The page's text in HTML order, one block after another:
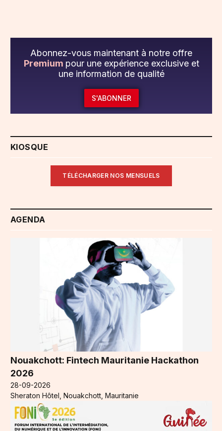
Abonnez-vous maintenant à notre offre
Premium pour une expérience exclusive et
une information de qualité
S'ABONNER
KIOSQUE
TÉLÉCHARGER NOS MENSUELS
AGENDA
Nouakchott: Fintech Mauritanie Hackathon
2026
28-09-2026
Sheraton Hôtel, Nouakchott, Mauritanie